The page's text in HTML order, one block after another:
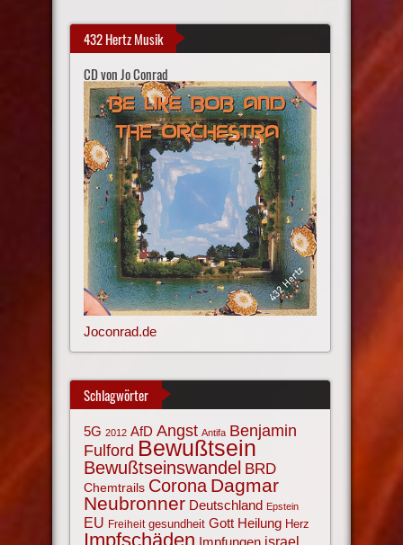
432 Hertz Musik
CD von Jo Conrad
Joconrad.de
Schlagwörter
5G 2012 AfD Angst Antifa Benjamin
Fulford Bewußtsein
Bewußtseinswandel BRD
Chemtrails Corona Dagmar
Neubronner Deutschland Epstein
EU Freiheit gesundheit Gott Heilung Herz
Impfschäden Impfungen israel